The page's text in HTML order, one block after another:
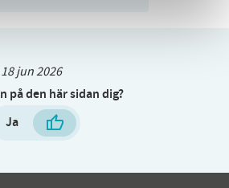
18 jun 2026
den här sidan dig?
Ja